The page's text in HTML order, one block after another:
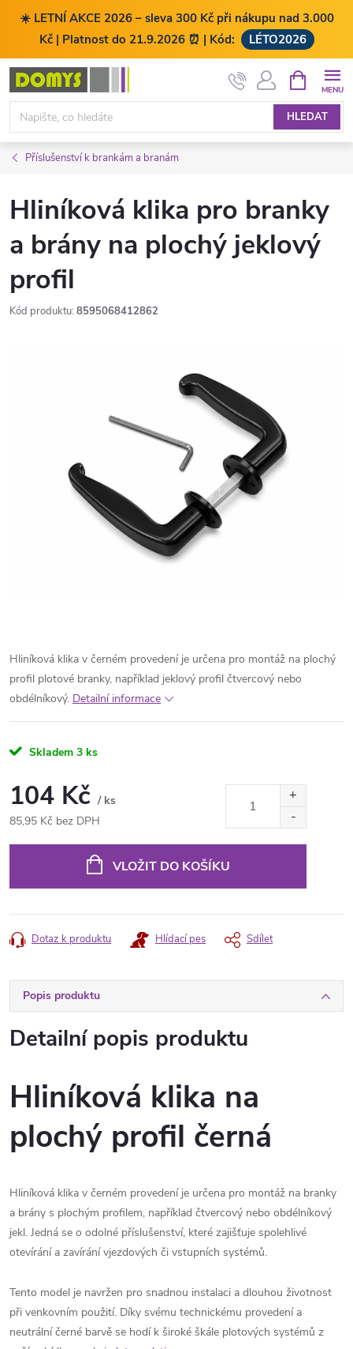
☀️ LETNÍ AKCE 2026 – sleva 300 Kč při nákupu nad 3.000
Kč | Platnost do 21.9.2026 ⏰ | Kód:
LÉTO2026
Přejít
obsah
HLEDAT
NÁKUPNÍ
KOŠÍK
Příslušenství k brankám a branám
Hliníková klika pro branky
a brány na plochý jeklový
profil
Kód produktu: 8595068412862
Hliníková klika v černém provedení je určena pro montáž na plochý
profil plotové branky, například jeklový profil čtvercový nebo
obdélníkový. Detailní informace
Skladem 3 ks
104 Kč / ks
85,95 Kč bez DPH
VLOŽIT DO KOŠÍKU
Dotaz k produktu Hlídací pes Sdílet
Popis produktu
Detailní popis produktu
Hliníková klika na
plochý profil černá
Hliníková klika v černém provedení je určena pro montáž na branky
a brány s plochým profilem, například čtvercový nebo obdélníkový
jekl. Jedná se o odolné příslušenství, které zajišťuje spolehlivé
otevírání a zavírání vjezdových či vstupních systémů.
Tento model je navržen pro snadnou instalaci a dlouhou životnost
při venkovním použití. Díky svému technickému provedení a
neutrální černé barvě se hodí k široké škále plotových systémů z